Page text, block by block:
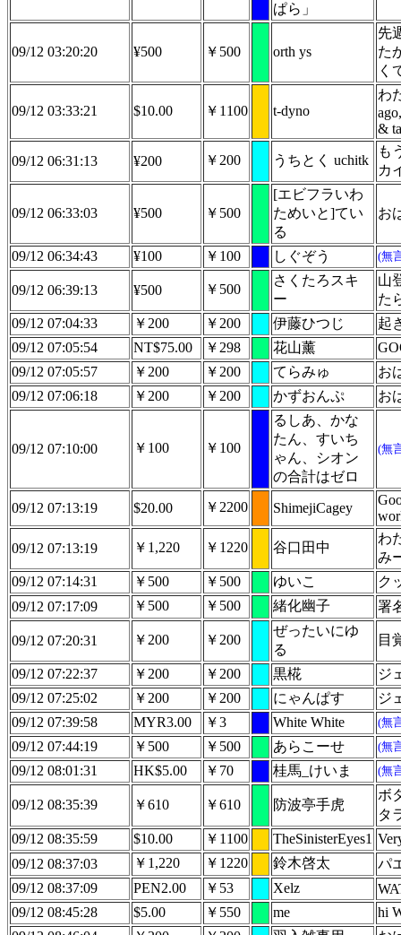
ぱら」
09/12 03:20:20 ¥500 ￥500 orth ys
先
た
く
09/12 03:33:21 $10.00 ￥1100 t-dyno
わ
&
09/12 06:31:13 ¥200 ￥200 うちとく uchitk
も
カ
09/12 06:33:03 ¥500 ￥500
[エビフラいわ
ためいと]てい
る
お
09/12 06:34:43 ¥100 ￥100 しぐぞう (無
09/12 06:39:13 ¥500 ￥500
さくたろスキ
ー
山
た
09/12 07:04:33
￥200 ￥200 伊藤ひつじ
起
09/12 07:05:54
NT$75.00 ￥298 花山薰
09/12 07:05:57
￥200 ￥200 てらみゅ
お
09/12 07:06:18
￥200 ￥200 かずおんぷ お
09/12 07:10:00 ￥100 ￥100
るしあ、かな
たん、すいち
ゃん、シオン
の合計はゼロ
(無
09/12 07:13:19 $20.00 ￥2200 ShimejiCagey
09/12 07:13:19 ￥1,220 ￥1220 谷口田中
わ
み
09/12 07:14:31
￥500 ￥500 ゆいこ
ク
09/12 07:17:09
￥500 ￥500 緒化幽子 署
09/12 07:20:31 ￥200 ￥200
ぜったいにゆ
る
目
09/12 07:22:37 ￥200 ￥200 黒椛
ジ
09/12 07:25:02
￥200 ￥200 にゃんぱす
ジ
09/12 07:39:58
MYR3.00 ￥3 White White (無
09/12 07:44:19 ￥500 ￥500 あらこーせ (無
09/12 08:01:31 HK$5.00 ￥70 桂馬_けいま (無
09/12 08:35:39 ￥610 ￥610 防波亭手虎
ボ
タ
09/12 08:35:59
$10.00 ￥1100 TheSinisterEyes1
09/12 08:37:03
￥1,220 ￥1220 鈴木啓太
パ
09/12 08:37:09
PEN2.00 ￥53 Xelz
09/12 08:45:28
$5.00 ￥550 me
hi